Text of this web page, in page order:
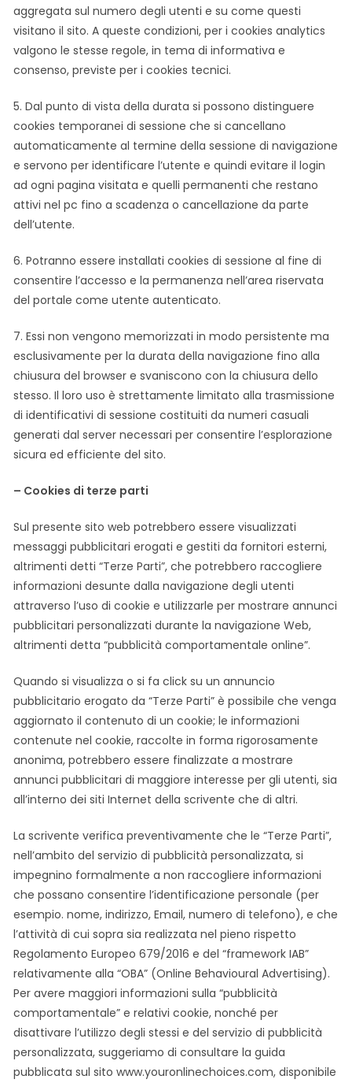
aggregata sul numero degli utenti e su come questi
visitano il sito. A queste condizioni, per i cookies analytics
valgono le stesse regole, in tema di informativa e
consenso, previste per i cookies tecnici.
5. Dal punto di vista della durata si possono distinguere
cookies temporanei di sessione che si cancellano
automaticamente al termine della sessione di navigazione
e servono per identificare l’utente e quindi evitare il login
ad ogni pagina visitata e quelli permanenti che restano
attivi nel pc fino a scadenza o cancellazione da parte
dell’utente.
6. Potranno essere installati cookies di sessione al fine di
consentire l’accesso e la permanenza nell’area riservata
del portale come utente autenticato.
7. Essi non vengono memorizzati in modo persistente ma
esclusivamente per la durata della navigazione fino alla
chiusura del browser e svaniscono con la chiusura dello
stesso. Il loro uso è strettamente limitato alla trasmissione
di identificativi di sessione costituiti da numeri casuali
generati dal server necessari per consentire l’esplorazione
sicura ed efficiente del sito.
– Cookies di terze parti
Sul presente sito web potrebbero essere visualizzati
messaggi pubblicitari erogati e gestiti da fornitori esterni,
altrimenti detti “Terze Parti”, che potrebbero raccogliere
informazioni desunte dalla navigazione degli utenti
attraverso l’uso di cookie e utilizzarle per mostrare annunci
pubblicitari personalizzati durante la navigazione Web,
altrimenti detta “pubblicità comportamentale online”.
Quando si visualizza o si fa click su un annuncio
pubblicitario erogato da “Terze Parti” è possibile che venga
aggiornato il contenuto di un cookie; le informazioni
contenute nel cookie, raccolte in forma rigorosamente
anonima, potrebbero essere finalizzate a mostrare
annunci pubblicitari di maggiore interesse per gli utenti, sia
all’interno dei siti Internet della scrivente che di altri.
La scrivente verifica preventivamente che le “Terze Parti”,
nell’ambito del servizio di pubblicità personalizzata, si
impegnino formalmente a non raccogliere informazioni
che possano consentire l’identificazione personale (per
esempio. nome, indirizzo, Email, numero di telefono), e che
l’attività di cui sopra sia realizzata nel pieno rispetto
Regolamento Europeo 679/2016 e del “framework IAB”
relativamente alla “OBA” (Online Behavioural Advertising).
Per avere maggiori informazioni sulla “pubblicità
comportamentale” e relativi cookie, nonché per
disattivare l’utilizzo degli stessi e del servizio di pubblicità
personalizzata, suggeriamo di consultare la guida
pubblicata sul sito www.youronlinechoices.com, disponibile